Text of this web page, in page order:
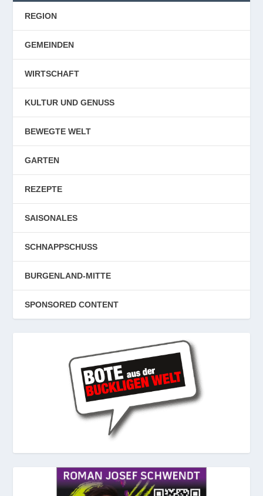
REGION
GEMEINDEN
WIRTSCHAFT
KULTUR UND GENUSS
BEWEGTE WELT
GARTEN
REZEPTE
SAISONALES
SCHNAPPSCHUSS
BURGENLAND-MITTE
SPONSORED CONTENT